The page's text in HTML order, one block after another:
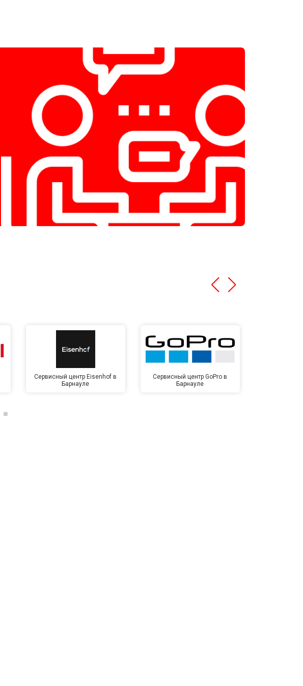
Сервисный центр Eisenhof в
Барнауле
Сервисный центр GoPro в
Барнауле